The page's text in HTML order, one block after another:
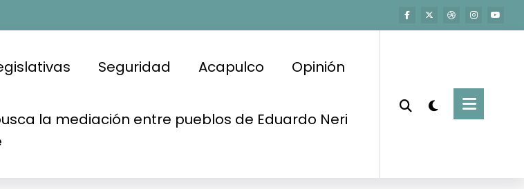
Seguridad Acapulco Opinión
la mediación entre pueblos de Eduardo Neri